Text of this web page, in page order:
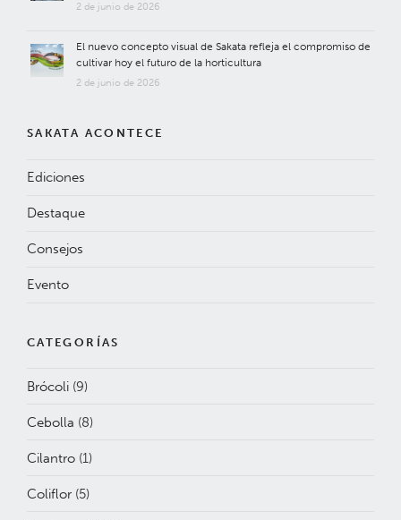
2 de junio de 2026
El nuevo concepto visual de Sakata refleja el compromiso de
cultivar hoy el futuro de la horticultura
2 de junio de 2026
SAKATA ACONTECE
Ediciones
Destaque
Consejos
Evento
CATEGORÍAS
Brócoli (9)
Cebolla (8)
Cilantro (1)
Coliflor (5)